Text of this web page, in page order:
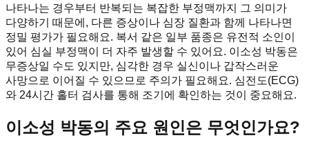
나타나는 경우부터 반복되는 복잡한 부정맥까지 그 의미가
다양하기 때문에, 다른 증상이나 심장 질환과 함께 나타나면
정밀 평가가 필요해요. 복서 같은 일부 품종은 유전적 소인이
있어 심실 부정맥이 더 자주 발생할 수 있어요. 이소성 박동은
무증상일 수도 있지만, 심각한 경우 실신이나 갑작스러운
사망으로 이어질 수 있으므로 주의가 필요해요. 심전도(ECG)
와 24시간 홀터 검사를 통해 조기에 확인하는 것이 중요해요.
이소성 박동의 주요 원인은 무엇인가요?